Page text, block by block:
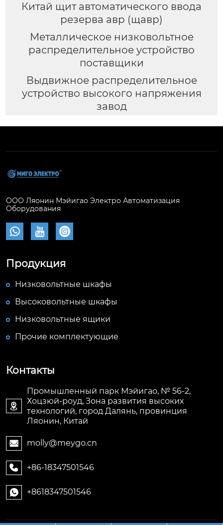
Китай щит автоматического ввода
резерва авр (щавр)
Металлическое низковольтное
распределительное устройство
поставщики
Выдвижное распределительное
устройство высокого напряжения
завод
ООО Ляонин Мэйигао Электро Автоматизация
Оборудования
  
Продукция
Низковольтные шкафы
Высоковольтные шкафы
Низковольтные ящики
Прочие комплектующие
Контакты

Промышленный парк Мэйигао, № 56-2,
Хоцзюй-роуд, Зона развития высоких
технологий, город Далянь, провинция
Ляонин, Китай
 molly@meygo.cn
 +86-18347501546
 +8618347501546